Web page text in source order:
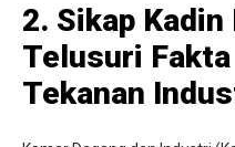
2. Sikap
Telusuri
Tekanan